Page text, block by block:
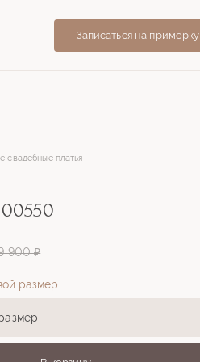
Записаться на примерку
свадебные платья
900 ₽
размер